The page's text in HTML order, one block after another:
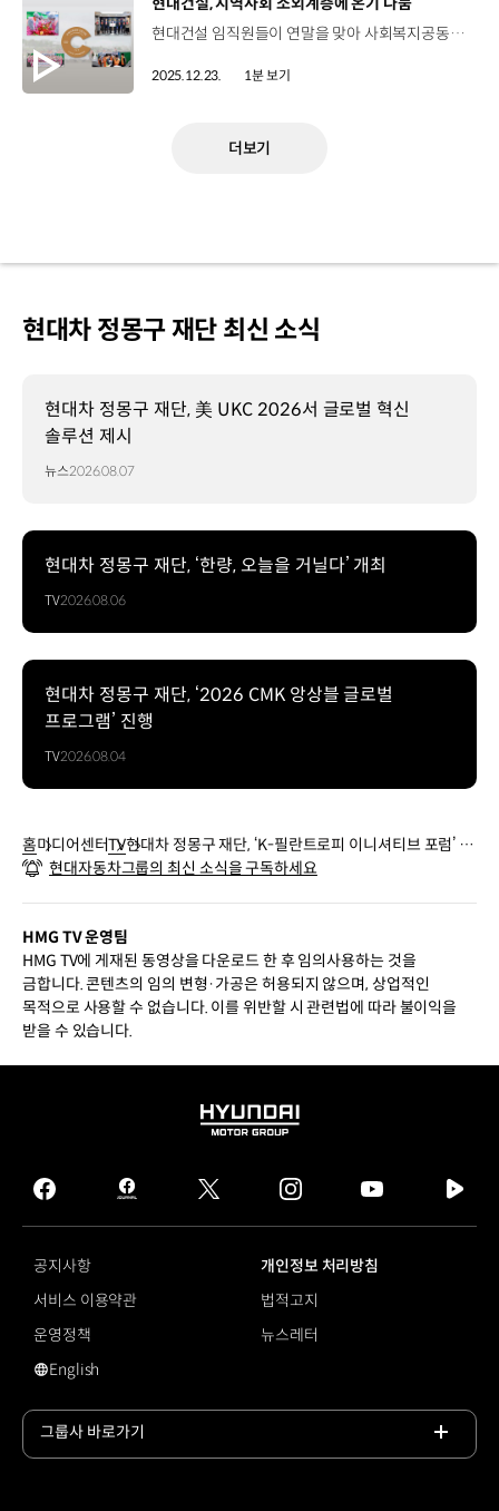
현대건설 임직원들이 연말을 맞아 사회복지공동모금회에 사랑나눔기금 약 2억 2,400만 원을 전달했습니다. 사랑나눔기금은 임직원들이 매월 급여의 일부를 자발적으로 기부하는 프로그램인데요, 지난 2010년부터 지금까지 16년째 이어오며 누적 약 45억 6,000만 원을 모아 지역사회 소외계층 지원 사업에 활용했습니다. 이 밖에도 현대건설 임직원들은 올 한 해 동안 지역사회 상생, 재능기부, 환경보호 등의 CSR활동을 실천하기도 했는데요. 이 같은 우수 프로그램 운영으로 보건복지부 장관상을 수상하며 나눔문화 확산 공로를 인정받기도 했습니다. 현대건설은 앞으로도 더 많은 이웃에게 실질적인 도움을 전하고 기업의 사회적 책임을 다하기 위해 노력할 계획입니다.
2025.12.23. 1분 보기
더보기
현대차 정몽구 재단 최신 소식
현대차 정몽구 재단, 美 UKC 2026서 글로벌 혁신
솔루션 제시
뉴스2026.08.07
현대차 정몽구 재단, ‘한량, 오늘을 거닐다’ 개최
TV2026.08.06
현대차 정몽구 재단, ‘2026 CMK 앙상블 글로벌
프로그램’ 진행
TV2026.08.04
홈미디어센터TV현대차 정몽구 재단, ‘K-필란트로피 이니셔티브 포럼’ 개
최
현대자동차그룹의 최신 소식을 구독하세요
HMG TV 운영팀
HMG TV에 게재된 동영상을 다운로드 한 후 임의사용하는 것을
금합니다. 콘텐츠의 임의 변형·가공은 허용되지 않으며, 상업적인
목적으로 사용할 수 없습니다. 이를 위반할 시 관련법에 따라 불이익을
받을 수 있습니다.
HYUNDAI
GROUP
facebook
hmg
journal
twitter instagram
tv
공지사항
개인정보 처리방침
서비스 이용약관
법적고지
운영정책
뉴스레터
영문 사이트로 이동
English
그룹사 바로가기